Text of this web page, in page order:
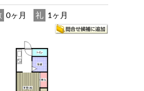
0ヶ月 礼 1ヶ月